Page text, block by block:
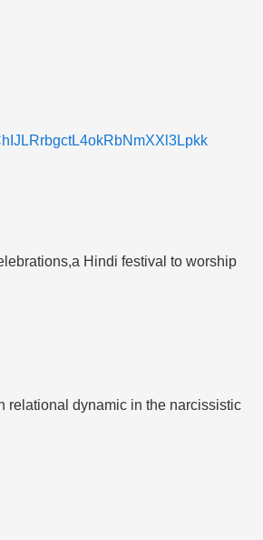
Hindi festival to worship
relational dynamic in the narcissistic